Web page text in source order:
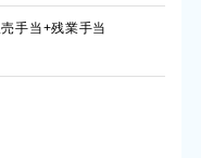
手当+残業手当